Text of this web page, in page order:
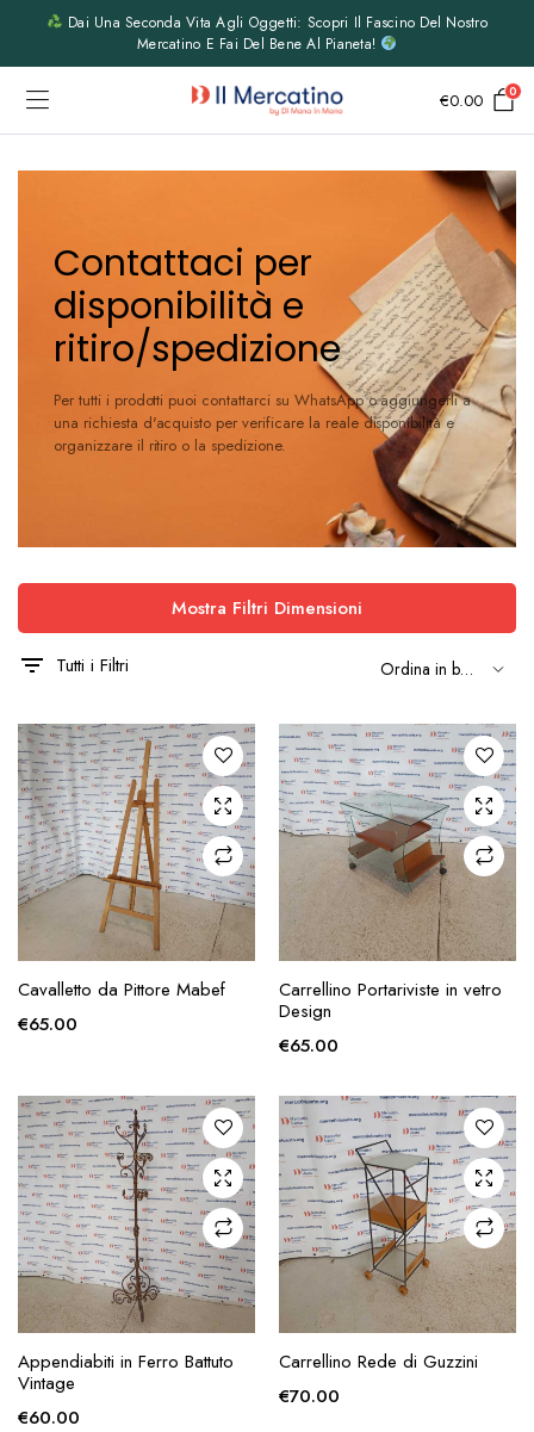
Dai Una Seconda Vita Agli Oggetti: Scopri Il Fascino Del Nostro
Mercatino E Fai Del Bene Al Pianeta!
€0.00 0
Contattaci per
disponibilità e
ritiro/spedizione
Per tutti i prodotti puoi contattarci su WhatsApp o aggiungerli a
una richiesta d'acquisto per verificare la reale disponibilità e
organizzare il ritiro o la spedizione.
Mostra Filtri Dimensioni
Tutti i Filtri
RICHIESTA
Cavalletto da Pittore Mabef
€65.00
RICHIESTA
Carrellino Portariviste in vetro
Design
€65.00
RICHIESTA
Appendiabiti in Ferro Battuto
Vintage
€60.00
RICHIESTA
Carrellino Rede di Guzzini
€70.00